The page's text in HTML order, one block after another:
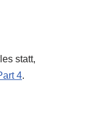
statt,
4.